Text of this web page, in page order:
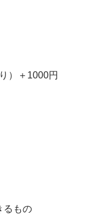
）＋1000円
るもの